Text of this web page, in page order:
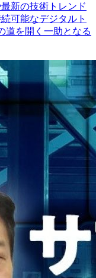
新の技術トレンド
可能なデジタルト
道を開く一助となる